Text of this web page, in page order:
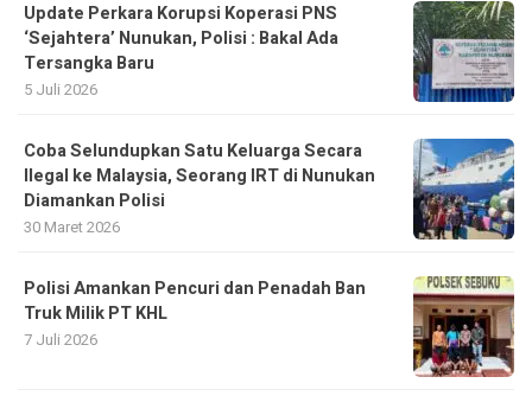
Update Perkara Korupsi Koperasi PNS
‘Sejahtera’ Nunukan, Polisi : Bakal Ada
Tersangka Baru
5 Juli 2026
Coba Selundupkan Satu Keluarga Secara
Ilegal ke Malaysia, Seorang IRT di Nunukan
Diamankan Polisi
30 Maret 2026
Polisi Amankan Pencuri dan Penadah Ban
Truk Milik PT KHL
7 Juli 2026